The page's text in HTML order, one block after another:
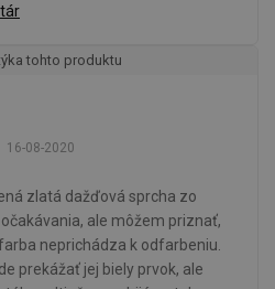
tohto produktu
16-08-2020
zlatá dažďová sprcha zo
ale môžem priznať,
neprichádza k odfarbeniu.
prekážať jej biely prvok, ale